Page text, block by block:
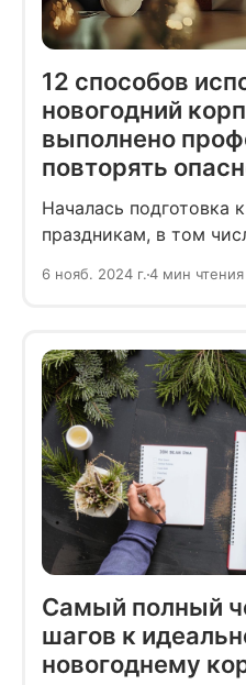
12 способов
новогодний
выполнено
повторять
Началась подготовка
праздникам, в том
6 нояб. 2024 г.4 мин чтения
Самый полный
шагов к
новогоднему